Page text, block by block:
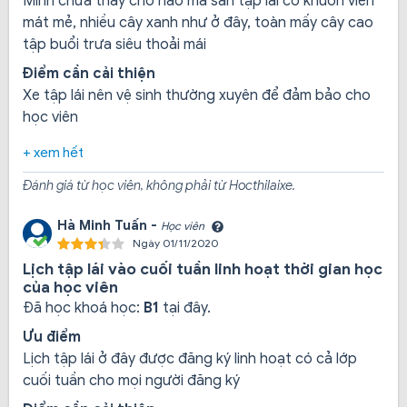
Bằng lái xe tải hạng C : Dành cho người điều
khiển xe có trọng tải trên 3.500 kg.
Mỗi loại bằng sẽ có yêu cầu và chương trình đào tạo
riêng biệt, giúp học viên phát triển kỹ năng phù hợp với
nhu cầu cá nhân và thị trường lao động. Việc chọn lựa
loại bằng nào tùy thuộc vào mục tiêu của học viên và
nguyện vọng tham gia giao thông.
Trung tâm Ngọc Đức tổ chức các khóa học với thời gian
học linh hoạt. Dưới đây là thông tin chi tiết về thời gian
và lịch học:
Thời gian học : Khóa học bằng lái xe ô tô B1 và
học được lên thời gian vào cuối tuần (thứ Bảy và
Chủ Nhật) nhằm tạo điều kiện cho những học viên
bận rộn.
mát mẻ, nhiều cây xanh như ở đây, toàn mấy cây cao
tập buổi trưa siêu thoải mái
Điểm cần cải thiện
Xe tập lái nên vệ sinh thường xuyên để đảm bảo cho
học viên
+ xem hết
Đánh giá từ học viên, không phải từ Hocthilaixe.
Hà Minh Tuấn - Học viên
Ngày 01/11/2020
Lịch tập lái vào cuối tuần linh hoạt thời gian học
của học viên
Đã học khoá học: B1 tại đây.
Ưu điểm
Lịch tập lái ở đây được đăng ký linh hoạt có cả lớp
cuối tuần cho mọi người đăng ký